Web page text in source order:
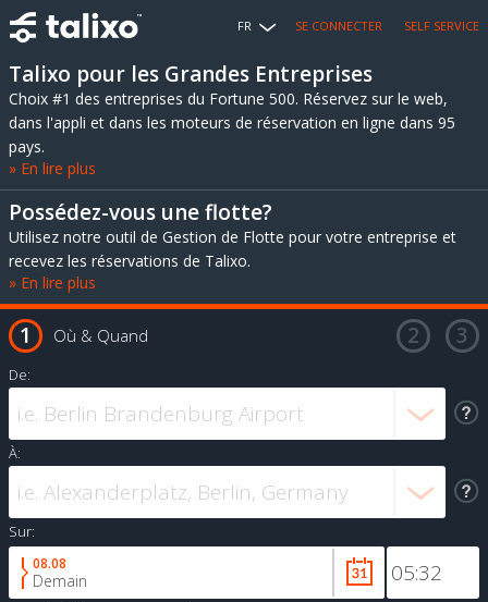
FR SE CONNECTER SELF SERVICE
Talixo pour les Grandes Entreprises
Choix #1 des entreprises du Fortune 500. Réservez sur le web,
dans l'appli et dans les moteurs de réservation en ligne dans 95
pays.
» En lire plus
Possédez-vous une flotte?
Utilisez notre outil de Gestion de Flotte pour votre entreprise et
recevez les réservations de Talixo.
» En lire plus
Où & Quand
De:
À:
Sur:
08.08
Demain